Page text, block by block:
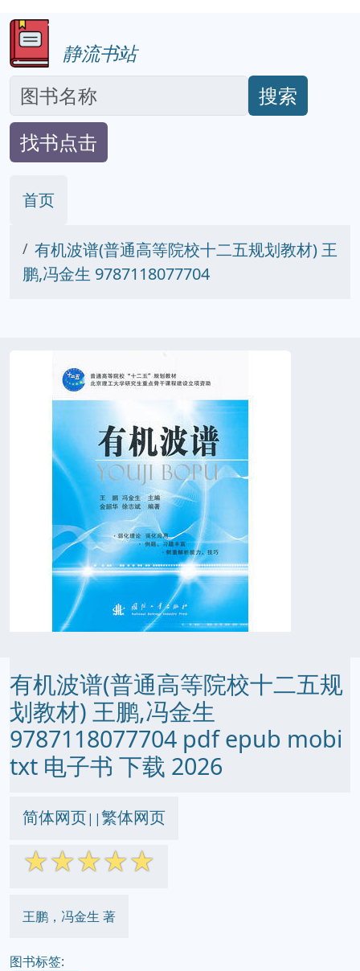
静流书站
搜索
找书点击
首页
有机波谱(普通高等院校十二五规划教材) 王
鹏,冯金生 9787118077704
有机波谱(普通高等院校十二五规
划教材) 王鹏,冯金生
9787118077704 pdf epub mobi
txt 电子书 下载 2026
简体网页||繁体网页
☆☆☆☆☆
王鹏，冯金生 著
图书标签: